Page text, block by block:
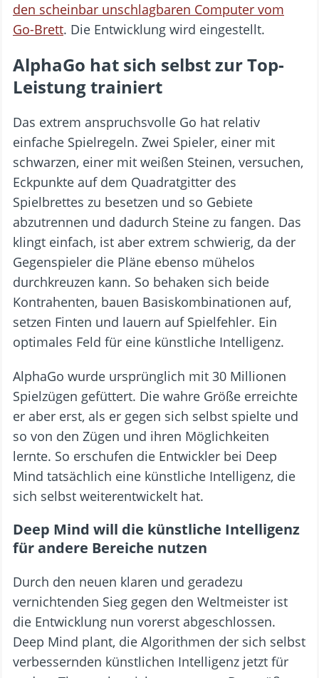
den scheinbar unschlagbaren Computer vom
Go-Brett. Die Entwicklung wird eingestellt.
AlphaGo hat sich selbst zur Top-
Leistung trainiert
Das extrem anspruchsvolle Go hat relativ
einfache Spielregeln. Zwei Spieler, einer mit
schwarzen, einer mit weißen Steinen, versuchen,
Eckpunkte auf dem Quadratgitter des
Spielbrettes zu besetzen und so Gebiete
abzutrennen und dadurch Steine zu fangen. Das
klingt einfach, ist aber extrem schwierig, da der
Gegenspieler die Pläne ebenso mühelos
durchkreuzen kann. So behaken sich beide
Kontrahenten, bauen Basiskombinationen auf,
setzen Finten und lauern auf Spielfehler. Ein
optimales Feld für eine künstliche Intelligenz.
AlphaGo wurde ursprünglich mit 30 Millionen
Spielzügen gefüttert. Die wahre Größe erreichte
er aber erst, als er gegen sich selbst spielte und
so von den Zügen und ihren Möglichkeiten
lernte. So erschufen die Entwickler bei Deep
Mind tatsächlich eine künstliche Intelligenz, die
sich selbst weiterentwickelt hat.
Deep Mind will die künstliche Intelligenz
für andere Bereiche nutzen
Durch den neuen klaren und geradezu
vernichtenden Sieg gegen den Weltmeister ist
die Entwicklung nun vorerst abgeschlossen.
Deep Mind plant, die Algorithmen der sich selbst
verbessernden künstlichen Intelligenz jetzt für